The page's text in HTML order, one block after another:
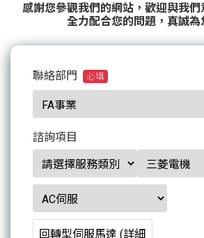
感謝您參觀我們的網站，歡迎與我
全力配合您的問題，真誠為
聯絡部門 必填
諮詢項目